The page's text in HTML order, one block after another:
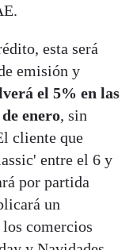
esta será
emisión y
el 5% en las
enero, sin
cliente que
entre el 6 y
por partida
un
comercios